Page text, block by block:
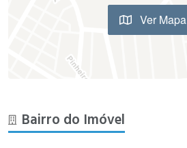
Ver Mapa
Bairro do Imóvel